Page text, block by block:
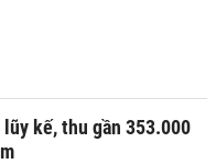
lũy kế, thu gần 353.000